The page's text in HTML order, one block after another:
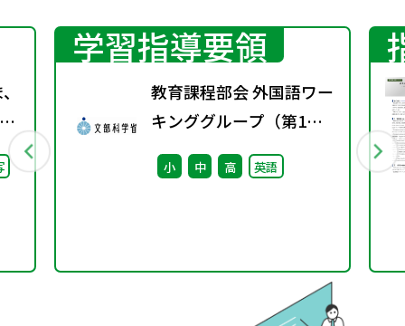
学習指導要領
教育課程部会 外国語ワー
キンググループ（第1
回） 配付資料
小 中 高 英語